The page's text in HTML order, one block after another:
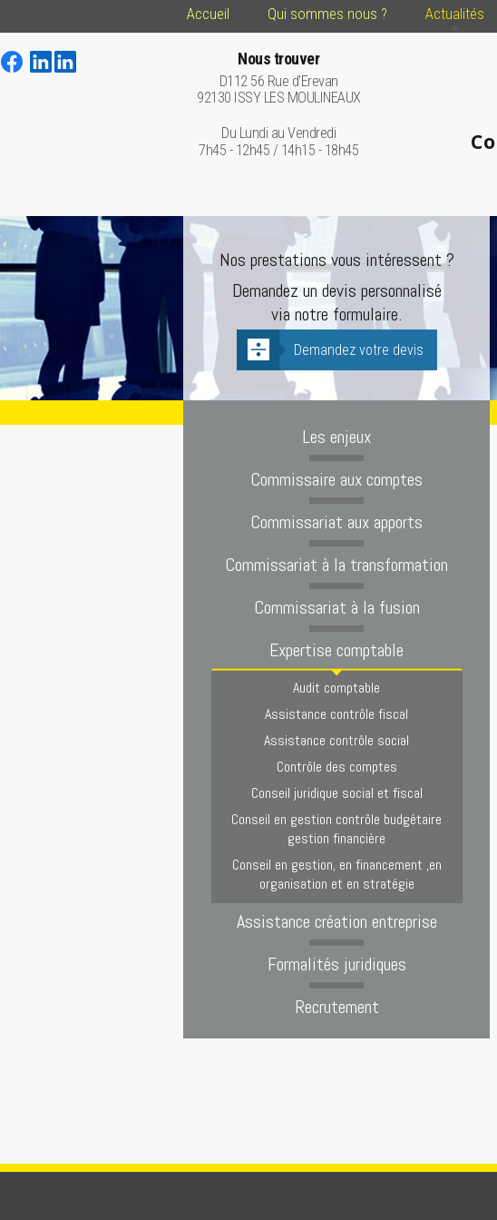
Accueil Qui sommes nous ? Actualités
Nous trouver
D112 56 Rue d'Erevan
92130 ISSY LES MOULINEAUX
Du Lundi au Vendredi
7h45 - 12h45 / 14h15 - 18h45
Nos prestations vous intéressent ?
Demandez un devis personnalisé
via notre formulaire.
Demandez votre devis
Les enjeux
Commissaire aux comptes
Commissariat aux apports
Commissariat à la transformation
Commissariat à la fusion
Expertise comptable
Audit comptable
Assistance contrôle fiscal
Assistance contrôle social
Contrôle des comptes
Conseil juridique social et fiscal
Conseil en gestion contrôle budgétaire
gestion financière
Conseil en gestion, en financement ,en
organisation et en stratégie
Assistance création entreprise
Formalités juridiques
Recrutement